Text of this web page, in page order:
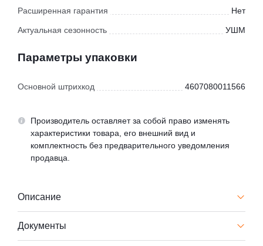
Расширенная гарантия Нет
Актуальная сезонность УШМ
Параметры упаковки
Основной штрихкод 4607080011566
Производитель оставляет за собой право изменять
характеристики товара, его внешний вид и
комплектность без предварительного уведомления
продавца.
Описание
Документы